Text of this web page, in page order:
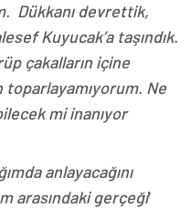
Dükkanı devrettik,
Kuyucak’a taşındık.
çakalların içine
toparlayamıyorum. Ne
mi inanıyor
anlayacağını
arasındaki gerçeği’